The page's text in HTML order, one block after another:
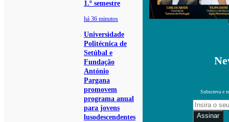
1.º semestre
há 36 minutos
Universidade
Politécnica de
Setúbal e
Fundação
António
Pargana
promovem
programa anual
para jovens
lusodescendentes
Subscreva e
Assinar